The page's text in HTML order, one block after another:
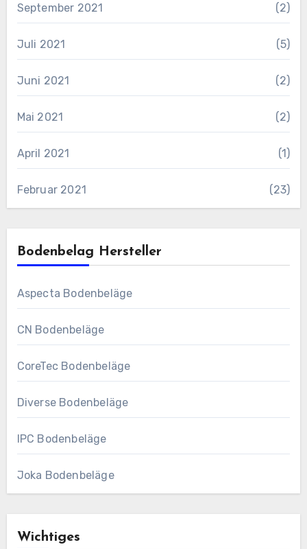
September 2021 (2)
Juli 2021 (5)
Juni 2021 (2)
Mai 2021 (2)
April 2021 (1)
Februar 2021 (23)
Bodenbelag Hersteller
Aspecta Bodenbeläge
CN Bodenbeläge
CoreTec Bodenbeläge
Diverse Bodenbeläge
IPC Bodenbeläge
Joka Bodenbeläge
Wichtiges